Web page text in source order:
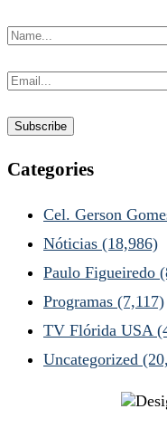
Categories
Cel. Gerson
Nóticias (18,986)
Paulo Figueiredo
Programas (7,117)
TV Flórida USA
Uncategorized